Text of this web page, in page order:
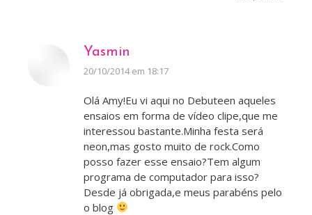
Yasmin
disse:
20/10/2014 em 18:17
Olá Amy!Eu vi aqui no Debuteen aqueles
ensaios em forma de vídeo clipe,que me
interessou bastante.Minha festa será
neon,mas gosto muito de rock.Como
posso fazer esse ensaio?Tem algum
programa de computador para isso?
Desde já obrigada,e meus parabéns pelo
o blog